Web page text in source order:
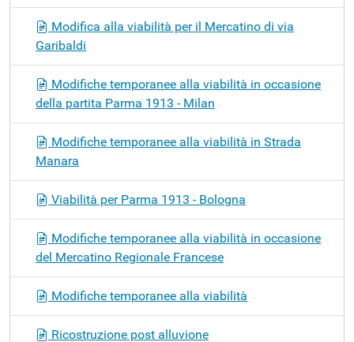
Modifica alla viabilità per il Mercatino di via
Garibaldi
Modifiche temporanee alla viabilità in occasione
della partita Parma 1913 - Milan
Modifiche temporanee alla viabilità in Strada
Manara
Viabilità per Parma 1913 - Bologna
Modifiche temporanee alla viabilità in occasione
del Mercatino Regionale Francese
Modifiche temporanee alla viabilità
Ricostruzione post alluvione